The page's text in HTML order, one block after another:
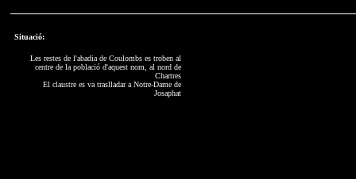
Situació:
Les restes de l'abadia de Coulombs es troben al
centre de la població d'aquest nom, al nord de
Chartres
El claustre es va traslladar a Notre-Dame de
Josaphat